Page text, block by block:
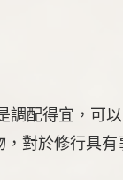
調配得宜，可
對於修行具有